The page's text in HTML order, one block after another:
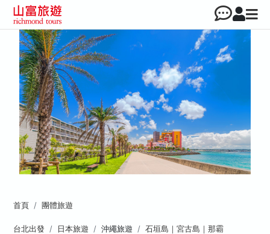
首頁 團體旅遊
台北出發 日本旅遊 沖繩旅遊
石垣島｜宮古島｜那霸